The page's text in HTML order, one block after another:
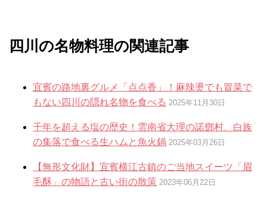
四川の名物料理の関連記事
宜賓の路地裏グルメ「点点香」！麻辣燙でも冒菜で
もない四川の隠れ名物を食べる 2025年11月30日
千年を超える塩の歴史！雲南省大理の諾鄧村、白族
の集落で食べる生ハムと魚火鍋 2025年03月26日
【無形文化財】宜賓横江古鎮のご当地スイーツ「眉
毛酥」の物語と古い街の散策 2023年06月22日